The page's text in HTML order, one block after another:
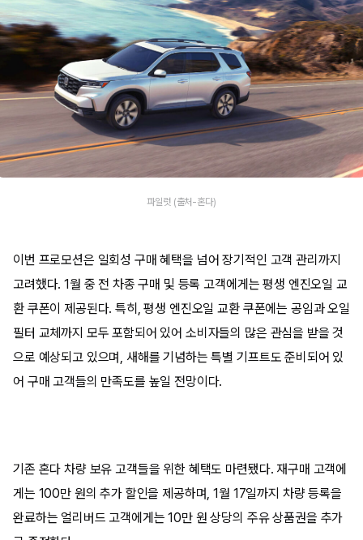
파일럿 (출처-혼다)
이번 프로모션은 일회성 구매 혜택을 넘어 장기적인 고객 관리까지
고려했다. 1월 중 전 차종 구매 및 등록 고객에게는 평생 엔진오일 교
환 쿠폰이 제공된다. 특히, 평생 엔진오일 교환 쿠폰에는 공임과 오일
필터 교체까지 모두 포함되어 있어 소비자들의 많은 관심을 받을 것
으로 예상되고 있으며, 새해를 기념하는 특별 기프트도 준비되어 있
어 구매 고객들의 만족도를 높일 전망이다.
기존 혼다 차량 보유 고객들을 위한 혜택도 마련됐다. 재구매 고객에
게는 100만 원의 추가 할인을 제공하며, 1월 17일까지 차량 등록을
완료하는 얼리버드 고객에게는 10만 원 상당의 주유 상품권을 추가